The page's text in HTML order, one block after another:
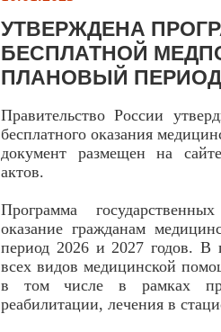
УТВЕРЖДЕНА
БЕСПЛАТНОЙ
ПЛАНОВЫЙ ПЕРИОД
Правительство России
бесплатного оказания
документ размещен на
актов.
Программа
оказание гражданам
период 2026 и 2027 годов. В
всех видов медицинской
в том числе в рамках
реабилитации, лечения в